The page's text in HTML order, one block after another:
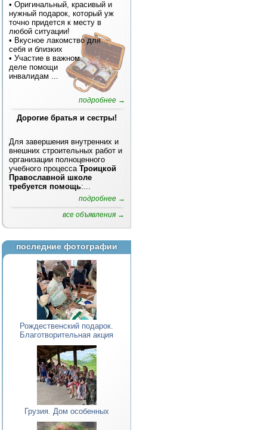
• Оригинальный, красивый и
нужный подарок, который уж
точно придется к месту в
любой ситуации!
• Вкусное лакомство для
себя и близких
• Участие в важном
деле помощи
инвалидам ...
подробнее →
Дорогие братья и сестры!
Для завершения внутренних и
внешних строительных работ и
организации полноценного
учебного процесса Троицкой
Православной школе
требуется помощь:...
подробнее →
все объявления →
последние фотографии
Рождественский подарок.
Благотворительная акция
Грузия. Дом особенных